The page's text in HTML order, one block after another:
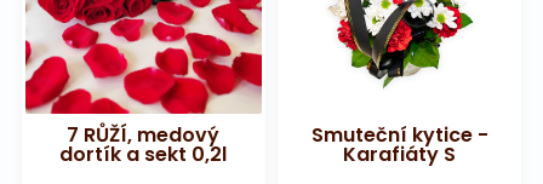
7 RŮŽÍ, medový
dortík a sekt 0,2l
Smuteční kytice -
Karafiáty S